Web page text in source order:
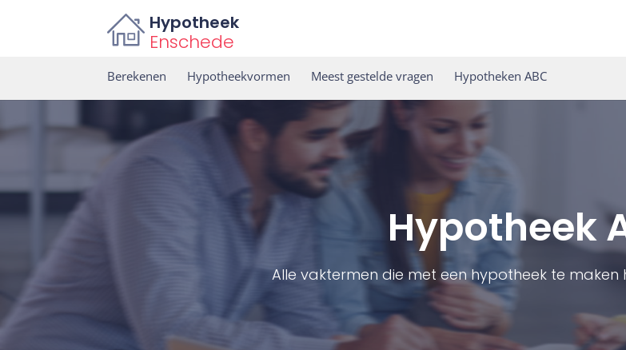
Hypotheek
Enschede
Berekenen Hypotheekvormen Meest gestelde vragen Hypotheken ABC
Hypotheek
Alle vaktermen die met een hypotheek te